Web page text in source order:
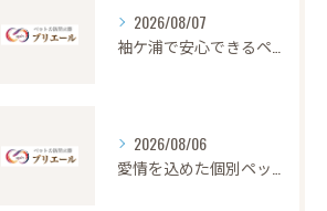
2026/08/07
2026/08/06